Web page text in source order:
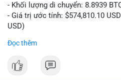
- Khối lượng di chuyển: 8.8939
- Giá trị ước tính: $574,810.10
USD)
triệu USD được di chuyển trong
Đọc thêm